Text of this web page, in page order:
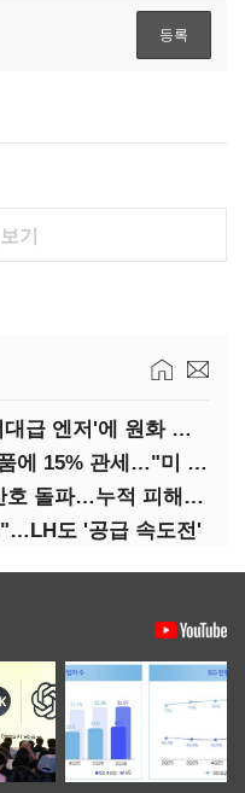
기
한 달 새 약 140원 급락…'역대급 엔저'에 원화 변곡점
트럼프, 폴리실리콘 파생상품에 15% 관세…"미 산업 재건"
전세사기 피해주택 매입 1만호 돌파…누적 피해자 4만278명
도 '공급 속도전'